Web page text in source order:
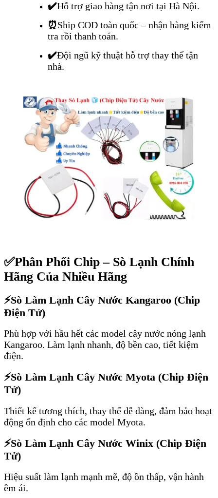
✔️Hỗ trợ giao hàng tận nơi tại Hà Nội.
⏰Ship COD toàn quốc – nhận hàng kiểm
tra rồi thanh toán.
✔️Đội ngũ kỹ thuật hỗ trợ thay thế tận
nhà.
✅Phân Phối Chip – Sò Lạnh Chính
Hãng Của Nhiều Hãng
⚡Sò Làm Lạnh Cây Nước Kangaroo (Chip
Điện Tử)
Phù hợp với hầu hết các model cây nước nóng lạnh
Kangaroo. Làm lạnh nhanh, độ bền cao, tiết kiệm
điện.
⚡Sò Làm Lạnh Cây Nước Myota (Chip Điện
Tử)
Thiết kế tương thích, thay thế dễ dàng, đảm bảo hoạt
động ổn định cho các model Myota.
⚡Sò Làm Lạnh Cây Nước Winix (Chip Điện
Tử)
Hiệu suất làm lạnh mạnh mẽ, độ ồn thấp, vận hành
êm ái.